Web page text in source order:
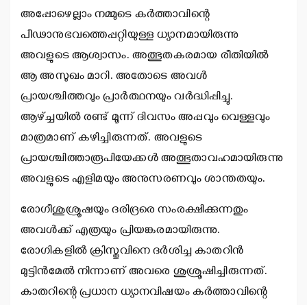
അപ്പോഴെല്ലാം നമ്മുടെ കര്‍ത്താവിന്റെ
പീഢാനുഭവത്തെപ്പറ്റിയുള്ള ധ്യാനമായിരുന്നു
അവളുടെ ആശ്വാസം. അത്ഭുതകരമായ രീതിയില്‍
ആ അസുഖം മാറി. അതോടെ അവള്‍
പ്രായശ്ചിത്തവും പ്രാര്‍ത്ഥനയും വര്‍ദ്ധിപ്പിച്ചു.
ആഴ്ച്ചയില്‍ രണ്ട് മൂന്ന് ദിവസം അപ്പവും വെള്ളവും
മാത്രമാണ് കഴിച്ചിരുന്നത്. അവളുടെ
പ്രായശ്ചിത്താരൂപിയേക്കള്‍ അത്ഭുതാവഹമായിരുന്നു
അവളുടെ എളിമയും അനുസരണവും ശാന്തതയും.
രോഗീശുശ്രൂഷയും ദരിദ്രരെ സംരക്ഷിക്കുന്നതും
അവള്‍ക്ക് എത്രയും പ്രിയങ്കരമായിരുന്നു.
രോഗികളില്‍ ക്രിസ്തുവിനെ ദര്‍ശിച്ച കാതറിന്‍
മുട്ടിന്‍മേല്‍ നിന്നാണ് അവരെ ശുശ്രൂഷിച്ചിരുന്നത്.
കാതറിന്റെ പ്രധാന ധ്യാനവിഷയം കര്‍ത്താവിന്റെ